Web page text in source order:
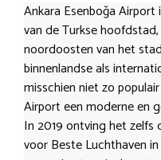
Ankara Esenboğa
van de Turkse
noordoosten van het
binnenlandse als
misschien niet zo
Airport een moderne en
In 2019 ontving het
voor Beste Luchthaven